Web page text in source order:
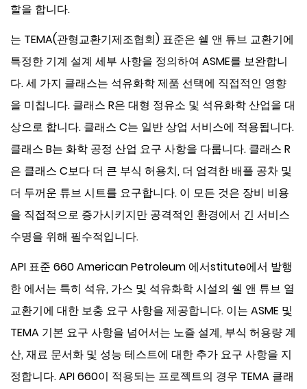
할을 합니다.
는 TEMA(관형교환기제조협회) 표준은 쉘 앤 튜브 교환기에
특정한 기계 설계 세부 사항을 정의하여 ASME를 보완합니
다. 세 가지 클래스는 석유화학 제품 선택에 직접적인 영향
을 미칩니다. 클래스 R은 대형 정유소 및 석유화학 산업을 대
상으로 합니다. 클래스 C는 일반 상업 서비스에 적용됩니다.
클래스 B는 화학 공정 산업 요구 사항을 다룹니다. 클래스 R
은 클래스 C보다 더 큰 부식 허용치, 더 엄격한 배플 공차 및
더 두꺼운 튜브 시트를 요구합니다. 이 모든 것은 장비 비용
을 직접적으로 증가시키지만 공격적인 환경에서 긴 서비스
수명을 위해 필수적입니다.
API 표준 660American Petroleum 에서stitute에서 발행
한 에서는 특히 석유, 가스 및 석유화학 시설의 쉘 앤 튜브 열
교환기에 대한 보충 요구 사항을 제공합니다. 이는 ASME 및
TEMA 기본 요구 사항을 넘어서는 노즐 설계, 부식 허용량 계
산, 재료 문서화 및 성능 테스트에 대한 추가 요구 사항을 지
정합니다. API 660이 적용되는 프로젝트의 경우 TEMA 클래